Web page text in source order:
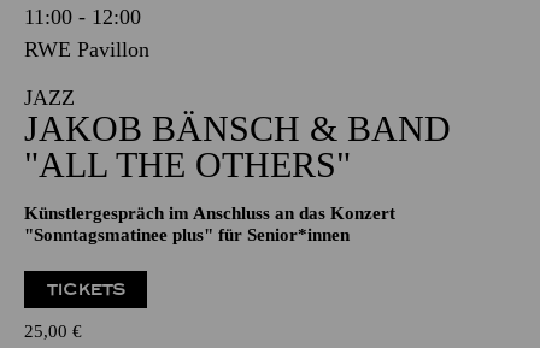
11:00 - 12:00
RWE Pavillon
JAZZ
JAKOB BÄNSCH & BAND
"ALL THE OTHERS"
Künstlergespräch im Anschluss an das Konzert
"Sonntagsmatinee plus" für Senior*innen
TICKETS
25,00 €